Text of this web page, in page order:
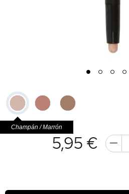
1 2 3 4
5,95 €
Champán / Marrón